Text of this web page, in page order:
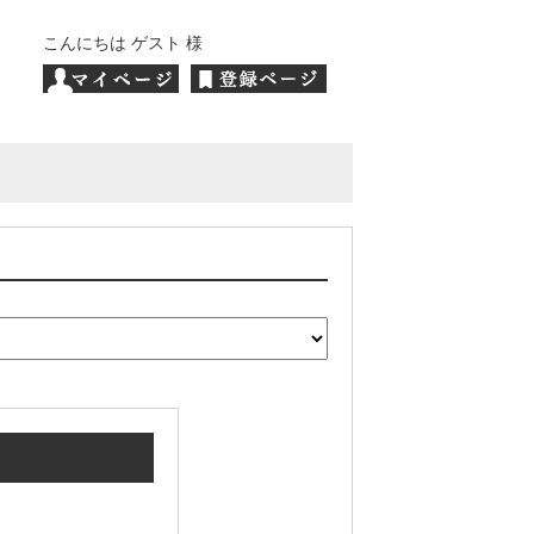
こんにちは ゲスト 様